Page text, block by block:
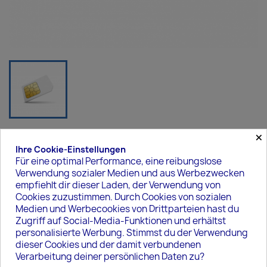
89,40 €
Bruttopreis Lieferzeit 2-5 Werktage
LTE SIM Lösung die in allen Funknetzen in DE funktioniert.
Datenpaket: DE - 500 MB
×
Ihre Cookie-Einstellungen
Für eine optimal Performance, eine reibungslose
Verwendung sozialer Medien und aus Werbezwecken
empfiehlt dir dieser Laden, der Verwendung von
Cookies zuzustimmen. Durch Cookies von sozialen
Medien und Werbecookies von Drittparteien hast du
Zugriff auf Social-Media-Funktionen und erhältst
personalisierte Werbung. Stimmst du der Verwendung
dieser Cookies und der damit verbundenen
Verarbeitung deiner persönlichen Daten zu?